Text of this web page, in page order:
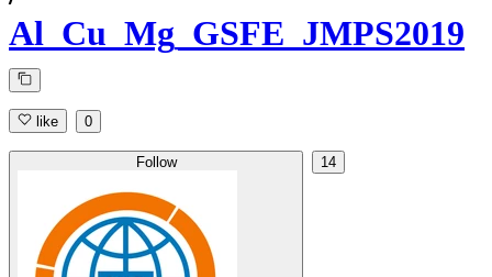
Al_Cu_Mg_GSFE_JMPS2019
like 0
Follow 14